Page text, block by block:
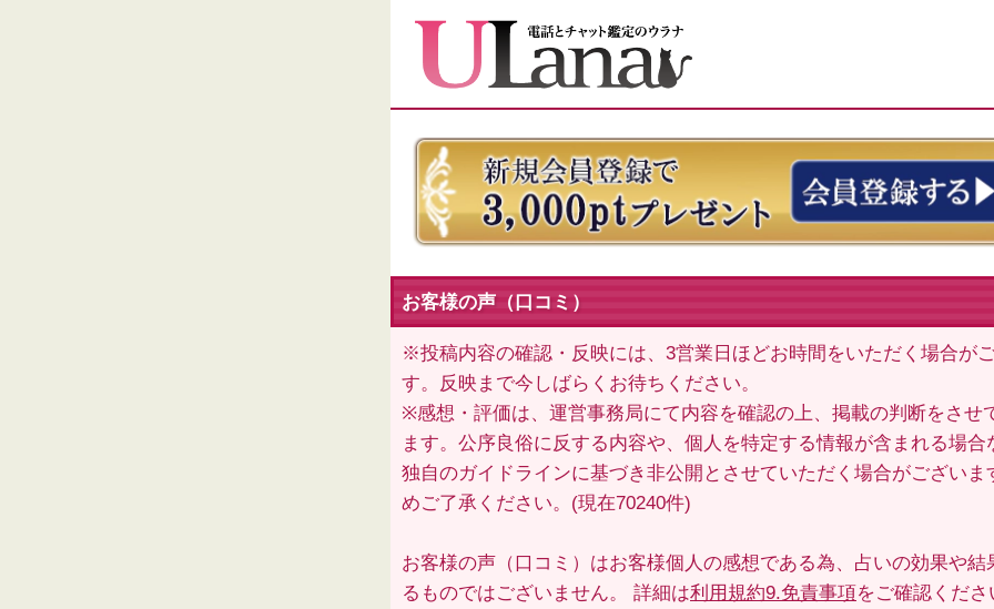
お客様の声（口コミ）
※投稿内容の確認・反映には、3営業日ほどお時間をいただく場合が
す。反映まで今しばらくお待ちください。
※感想・評価は、運営事務局にて内容を確認の上、掲載の判断をさせ
ます。公序良俗に反する内容や、個人を特定する情報が含まれる場合
独自のガイドラインに基づき非公開とさせていただく場合がございま
めご了承ください。(現在70240件)
お客様の声（口コミ）はお客様個人の感想である為、占いの効果や結
るものではございません。 詳細は利用規約9.免責事項をご確認くださ